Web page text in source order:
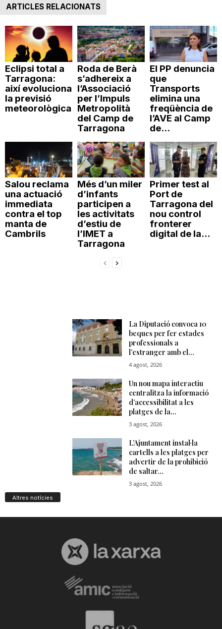
ARTICLES RELACIONATS
Eclipsi total a
Tarragona:
així evoluciona
la previsió
meteorològica
Roda de Berà
s’adhereix a
l’Associació
per l’Impuls
Metropolità
del Camp de
Tarragona
El PP denuncia
que
Transports
elimina una
freqüència de
l’AVE al Camp
de...
Salou reclama
una actuació
immediata
contra el top
manta de
Cambrils
Més d’un miler
d’infants
participen a
les activitats
d’estiu de
l’IMET a
Tarragona
Primer test al
Port de
Tarragona del
nou control
fronterer
digital de la...
Altres notícies